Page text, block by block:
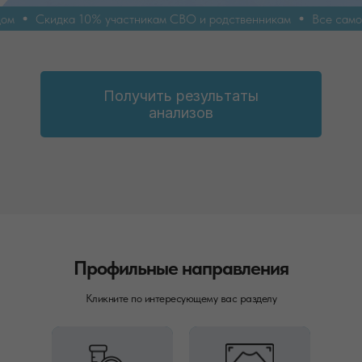
Скидка 10% участникам СВО и родственникам Все самое
Получить результаты
анализов
Профильные направления
Кликните по интересующему вас разделу